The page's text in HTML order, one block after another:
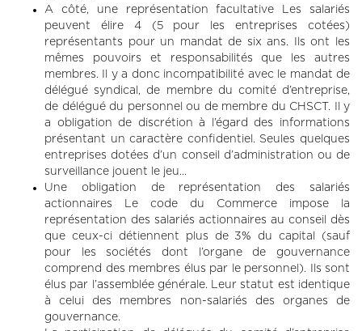
A côté, une représentation facultative Les salariés
peuvent élire 4 (5 pour les entreprises cotées)
représentants pour un mandat de six ans. Ils ont les
mêmes pouvoirs et responsabilités que les autres
membres. Il y a donc incompatibilité avec le mandat de
délégué syndical, de membre du comité d’entreprise,
de délégué du personnel ou de membre du CHSCT. Il y
a obligation de discrétion à l’égard des informations
présentant un caractère confidentiel. Seules quelques
entreprises dotées d’un conseil d’administration ou de
surveillance jouent le jeu...
Une obligation de représentation des salariés
actionnaires Le code du Commerce impose la
représentation des salariés actionnaires au conseil dès
que ceux-ci détiennent plus de 3% du capital (sauf
pour les sociétés dont l’organe de gouvernance
comprend des membres élus par le personnel). Ils sont
élus par l’assemblée générale. Leur statut est identique
à celui des membres non-salariés des organes de
gouvernance.